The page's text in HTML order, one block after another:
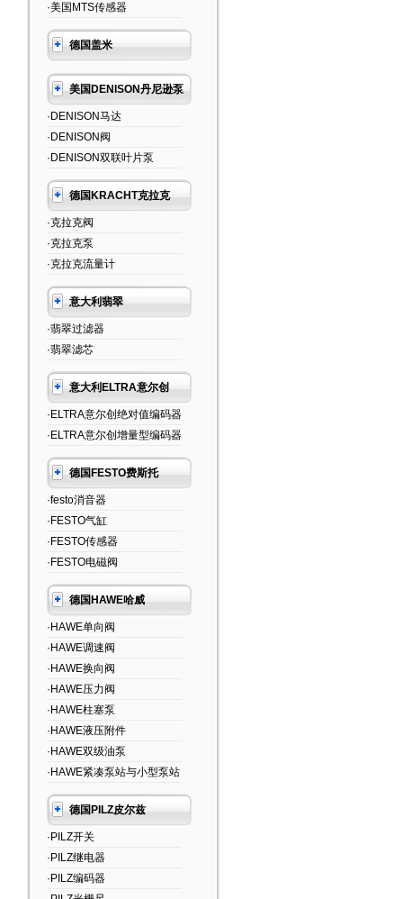
·美国MTS传感器
德国盖米
美国DENISON丹尼逊泵
·DENISON马达
·DENISON阀
·DENISON双联叶片泵
德国KRACHT克拉克
·克拉克阀
·克拉克泵
·克拉克流量计
意大利翡翠
·翡翠过滤器
·翡翠滤芯
意大利ELTRA意尔创
·ELTRA意尔创绝对值编码器
·ELTRA意尔创增量型编码器
德国FESTO费斯托
·festo消音器
·FESTO气缸
·FESTO传感器
·FESTO电磁阀
德国HAWE哈威
·HAWE单向阀
·HAWE调速阀
·HAWE换向阀
·HAWE压力阀
·HAWE柱塞泵
·HAWE液压附件
·HAWE双级油泵
·HAWE紧凑泵站与小型泵站
德国PILZ皮尔兹
·PILZ开关
·PILZ继电器
·PILZ编码器